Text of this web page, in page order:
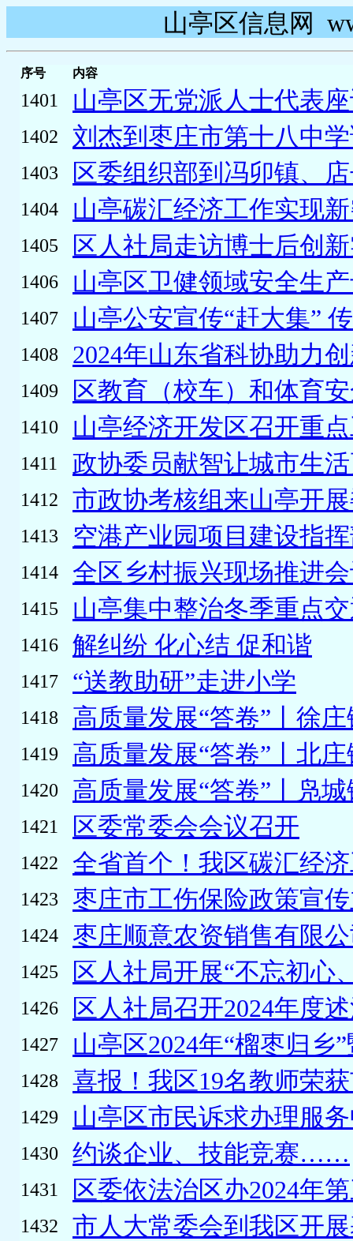
山亭区信息网
序号 内容
1401 山亭区无党派人士代表
1402 刘杰到枣庄市第十八中
1403 区委组织部到冯卯镇、
1404 山亭碳汇经济工作实现
1405 区人社局走访博士后创
1406 山亭区卫健领域安全生
1407 山亭公安宣传“赶大集”
1408 2024年山东省科协助力
1409 区教育（校车）和体育
1410 山亭经济开发区召开重
1411 政协委员献智让城市生
1412 市政协考核组来山亭开
1413 空港产业园项目建设指
1414 全区乡村振兴现场推进
1415 山亭集中整治冬季重点
1416 解纠纷 化心结 促和谐
1417 “送教助研”走进小学
1418 高质量发展“答卷”丨徐庄
1419 高质量发展“答卷”丨北庄
1420 高质量发展“答卷”丨凫城
1421 区委常委会会议召开
1422 全省首个！我区碳汇经
1423 枣庄市工伤保险政策宣
1424 枣庄顺意农资销售有限
1425 区人社局开展“不忘初心
1426 区人社局召开2024年度
1427 山亭区2024年“榴枣归乡
1428 喜报！我区19名教师荣
1429 山亭区市民诉求办理服
1430 约谈企业、技能竞赛……
1431 区委依法治区办2024年
1432 市人大常委会到我区开